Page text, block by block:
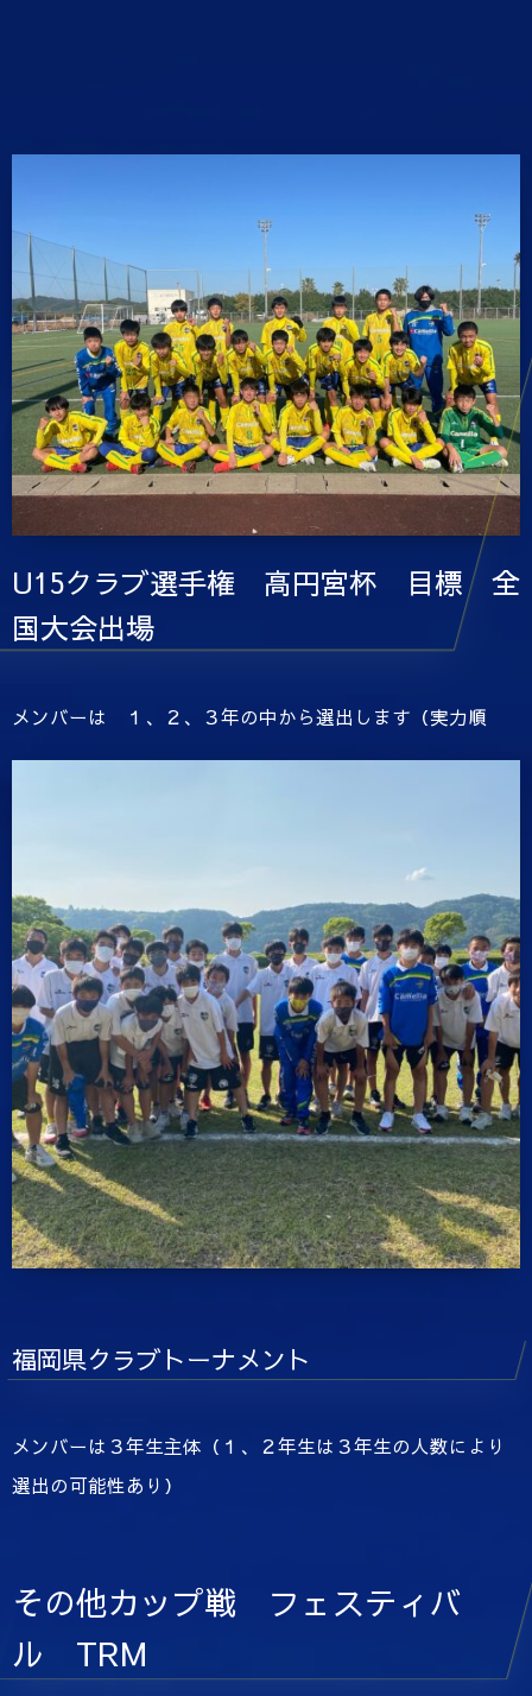
U15クラブ選手権 高円宮杯 目標 全
国大会出場
メンバーは １、２、３年の中から選出します（実力順
福岡県クラブトーナメント
メンバーは３年生主体（１、２年生は３年生の人数により
選出の可能性あり）
その他カップ戦 フェスティバ
ル TRM